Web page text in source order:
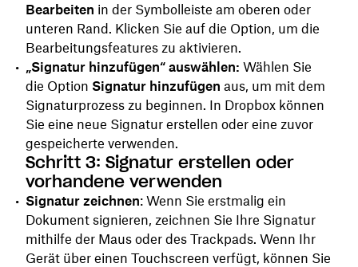
Bearbeiten in der Symbolleiste am oberen oder
unteren Rand. Klicken Sie auf die Option, um die
Bearbeitungsfeatures zu aktivieren.
„Signatur hinzufügen“ auswählen: Wählen Sie
die Option Signatur hinzufügen aus, um mit dem
Signaturprozess zu beginnen. In Dropbox können
Sie eine neue Signatur erstellen oder eine zuvor
gespeicherte verwenden.
Schritt 3: Signatur erstellen oder
vorhandene verwenden
Signatur zeichnen: Wenn Sie erstmalig ein
Dokument signieren, zeichnen Sie Ihre Signatur
mithilfe der Maus oder des Trackpads. Wenn Ihr
Gerät über einen Touchscreen verfügt, können Sie